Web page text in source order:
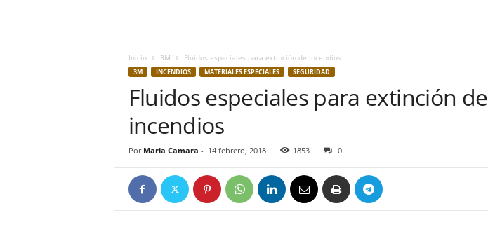
y
Inicio 3M Fluidos especiales para extinción de incendios
3M INCENDIOS MATERIALES ESPECIALES SEGURIDAD
Fluidos especiales para extinción de
incendios
Por Maria Camara - 14 febrero, 2018 1853 0